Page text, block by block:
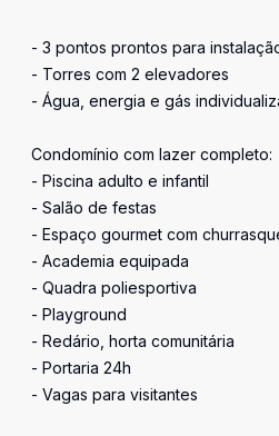
- 3 pontos prontos para
- Torres com 2 elevadores
- Água, energia e gás
Condomínio com lazer completo:
- Piscina adulto e infantil
- Salão de festas
- Espaço gourmet com
- Academia equipada
- Quadra poliesportiva
- Playground
- Redário, horta comunitária
- Portaria 24h
- Vagas para visitantes